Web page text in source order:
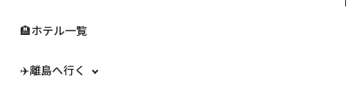
🏨ホテル一覧
✈️離島へ行く